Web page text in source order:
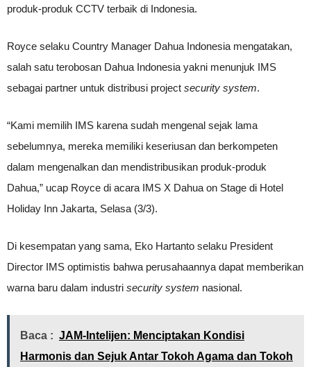
produk-produk CCTV terbaik di Indonesia.
Royce selaku Country Manager Dahua Indonesia mengatakan,
salah satu terobosan Dahua Indonesia yakni menunjuk IMS
sebagai partner untuk distribusi project security system.
“Kami memilih IMS karena sudah mengenal sejak lama
sebelumnya, mereka memiliki keseriusan dan berkompeten
dalam mengenalkan dan mendistribusikan produk-produk
Dahua,” ucap Royce di acara IMS X Dahua on Stage di Hotel
Holiday Inn Jakarta, Selasa (3/3).
Di kesempatan yang sama, Eko Hartanto selaku President
Director IMS optimistis bahwa perusahaannya dapat memberikan
warna baru dalam industri security system nasional.
Baca : JAM-Intelijen: Menciptakan Kondisi
Harmonis dan Sejuk Antar Tokoh Agama dan Tokoh